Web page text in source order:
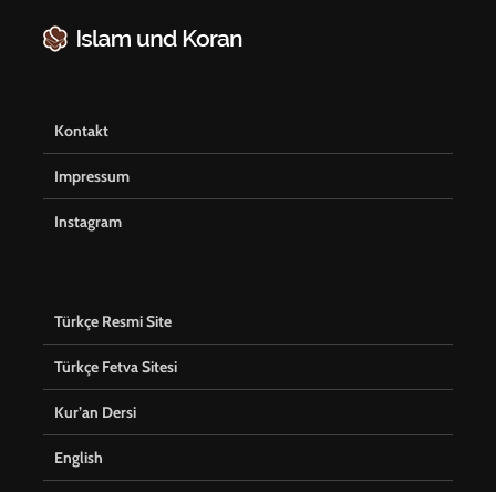
Kontakt
Impressum
Instagram
Türkçe Resmi Site
Türkçe Fetva Sitesi
Kur’an Dersi
English